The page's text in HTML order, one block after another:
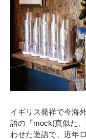
イギリス発祥で今海
語の『mock(真似た
わせた造語で、近年